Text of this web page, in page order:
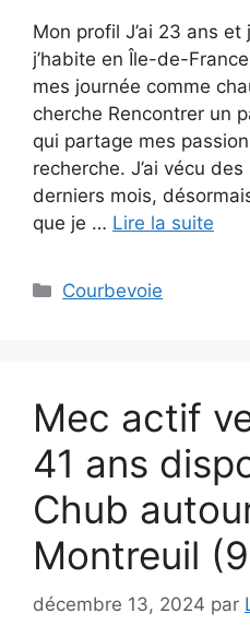
Mon profil J’ai 23 ans et
j’habite en Île-de-
mes journée comme
cherche Rencontrer un
qui partage mes
recherche. J’ai vécu
derniers mois,
que je … Lire la suite
Catégories
Courbevoie
Mec actif
41 ans
Chub
Montreuil
décembre 13, 2024 par